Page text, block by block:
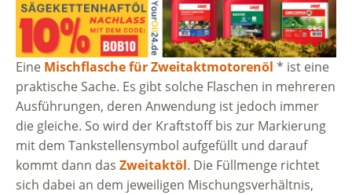
Eine Mischflasche für Zweitaktmotorenöl * ist eine
praktische Sache. Es gibt solche Flaschen in mehreren
Ausführungen, deren Anwendung ist jedoch immer
die gleiche. So wird der Kraftstoff bis zur Markierung
mit dem Tankstellensymbol aufgefüllt und darauf
kommt dann das Zweitaktöl. Die Füllmenge richtet
sich dabei an dem jeweiligen Mischungsverhältnis,